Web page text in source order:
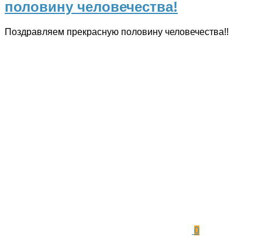
половину человечества!
Поздравляем прекрасную половину человечества!!
0